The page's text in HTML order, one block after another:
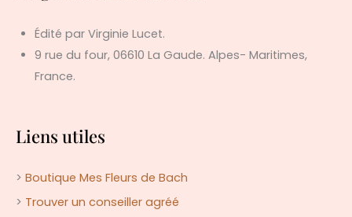
Édité par Virginie Lucet.
9 rue du four, 06610 La Gaude. Alpes- Maritimes,
France.
Liens utiles
> Boutique Mes Fleurs de Bach
> Trouver un conseiller agréé